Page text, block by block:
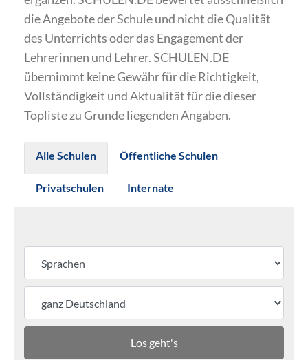
die Angebote der Schule und nicht die Qualität
des Unterrichts oder das Engagement der
Lehrerinnen und Lehrer. SCHULEN.DE
übernimmt keine Gewähr für die Richtigkeit,
Vollständigkeit und Aktualität für die dieser
Topliste zu Grunde liegenden Angaben.
Alle Schulen Öffentliche Schulen
Privatschulen Internate
Los geht's